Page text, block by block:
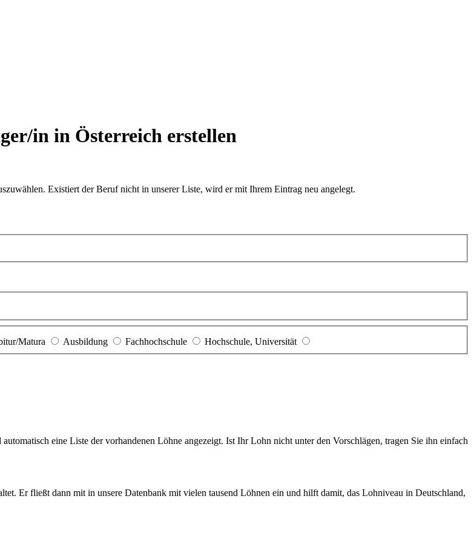
in in Österreich erstellen
Existiert der Beruf nicht in unserer Liste, wird er mit Ihrem Eintrag neu angelegt.
Matura Ausbildung Fachhochschule
Hochschule, Universität
eine Liste der vorhandenen Löhne angezeigt. Ist Ihr Lohn nicht unter den Vorschlägen, tragen Sie ihn einfach
Er fließt dann mit in unsere Datenbank mit vielen tausend Löhnen ein und hilft damit, das Lohniveau in Deutschland,